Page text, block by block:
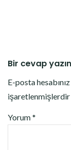
Bir cevap yazın
E-posta
işaretlenmişlerdir
Yorum*